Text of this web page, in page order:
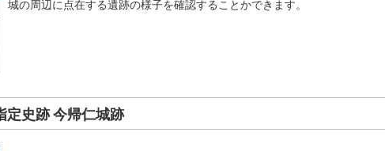
城の周辺に点在する遺跡の様子を確認することかできます。
定史跡 今帰仁城跡